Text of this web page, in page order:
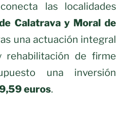
las localidades
Calatrava y Moral de
una actuación integral
rehabilitación de firme
una inversión
euros.